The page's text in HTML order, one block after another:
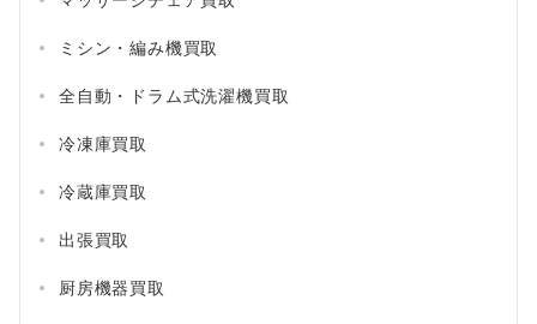
ミシン・編み機買取
全自動・ドラム式洗濯機買取
冷凍庫買取
冷蔵庫買取
出張買取
厨房機器買取